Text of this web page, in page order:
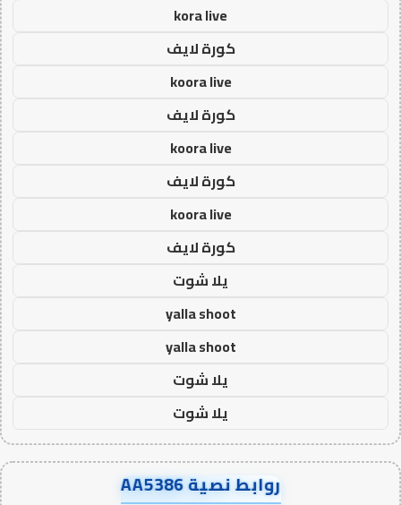
kora live
كورة لايف
koora live
كورة لايف
koora live
كورة لايف
koora live
كورة لايف
يلا شوت
yalla shoot
yalla shoot
يلا شوت
يلا شوت
روابط نصية AA5386